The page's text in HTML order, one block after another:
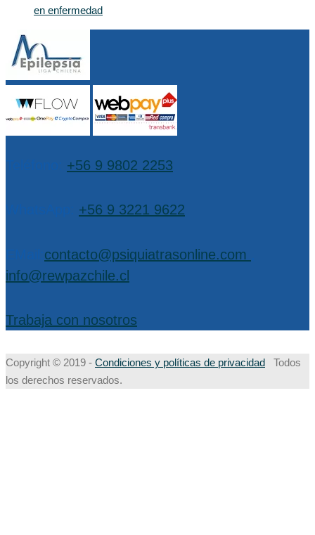
en enfermedad
+56 9 9802 2253
+56 9 3221 9622
contacto@psiquiatrasonline.com
info@rewpazchile.cl
Trabaja con nosotros
Copyright © 2019 - Condiciones y políticas de privacidad Todos
los derechos reservados.